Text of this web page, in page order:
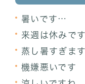
暑いです…
来週は休みです
蒸し暑すぎます
機嫌悪いです